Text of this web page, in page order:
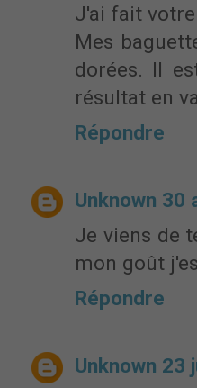
J'ai fait
Mes
dorées. Il
résultat en
Répondre
Unknown 30
Je viens de
mon goût
Répondre
Unknown 23